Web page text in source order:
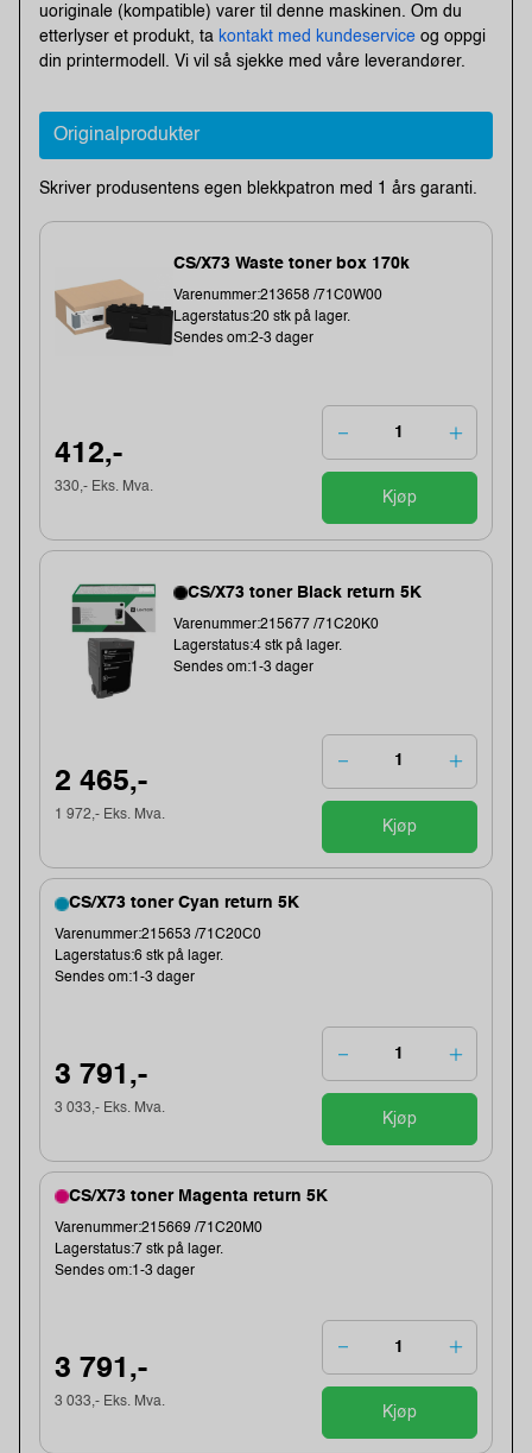
uoriginale (kompatible) varer til denne maskinen. Om du
etterlyser et produkt, ta kontakt med kundeservice og oppgi
din printermodell. Vi vil så sjekke med våre leverandører.
Originalprodukter
Skriver produsentens egen blekkpatron med 1 års garanti.
CS/X73 Waste toner box 170k
Varenummer:213658 /71C0W00
Lagerstatus:20 stk på lager.
Sendes om:2-3 dager
412,-
330,- Eks. Mva.
Kjøp
CS/X73 toner Black return 5K
Varenummer:215677 /71C20K0
Lagerstatus:4 stk på lager.
Sendes om:1-3 dager
2 465,-
1 972,- Eks. Mva.
Kjøp
CS/X73 toner Cyan return 5K
Varenummer:215653 /71C20C0
Lagerstatus:6 stk på lager.
Sendes om:1-3 dager
3 791,-
3 033,- Eks. Mva.
Kjøp
CS/X73 toner Magenta return 5K
Varenummer:215669 /71C20M0
Lagerstatus:7 stk på lager.
Sendes om:1-3 dager
3 791,-
3 033,- Eks. Mva.
Kjøp